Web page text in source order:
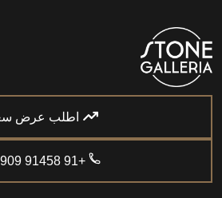
اطلب عرض
+91 91458 50909